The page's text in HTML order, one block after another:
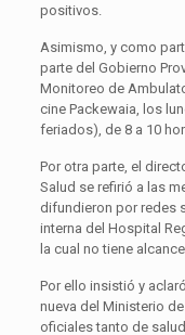
positivos.
Asimismo, y como
parte del Gobierno
Monitoreo de
cine Packewaia, los
feriados), de 8 a 10
Por otra parte, el
Salud se refirió a las
difundieron por redes
interna del Hospital
la cual no tiene
Por ello insistió y
nueva del Ministerio
oficiales tanto de